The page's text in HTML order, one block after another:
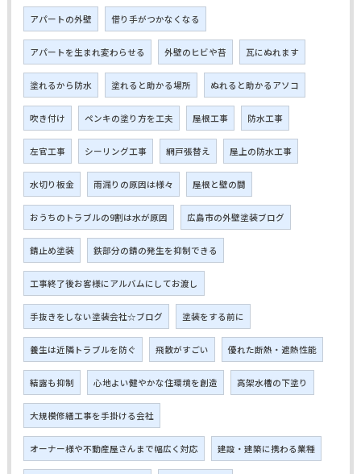
アパートの外壁 借り手がつかなくなる
アパートを生まれ変わらせる 外壁のヒビや苔 瓦にぬれます
塗れるから防水 塗れると助かる場所 ぬれると助かるアソコ
吹き付け ペンキの塗り方を工夫 屋根工事 防水工事
左官工事 シーリング工事 網戸張替え 屋上の防水工事
水切り板金 雨漏りの原因は様々 屋根と壁の間
おうちのトラブルの9割は水が原因 広島市の外壁塗装ブログ
錆止め塗装 鉄部分の錆の発生を抑制できる
工事終了後お客様にアルバムにしてお渡し
手抜きをしない塗装会社☆ブログ 塗装をする前に
養生は近隣トラブルを防ぐ 飛散がすごい 優れた断熱・遮熱性能
結露も抑制 心地よい健やかな住環境を創造 高架水槽の下塗り
大規模修繕工事を手掛ける会社
オーナー様や不動産屋さんまで幅広く対応 建設・建築に携わる業種